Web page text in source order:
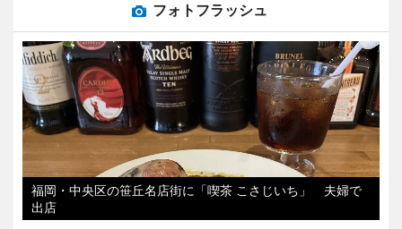
フォトフラッシュ
福岡・中央区の笹丘名店街に「喫茶 こさじいち」 夫婦で
出店